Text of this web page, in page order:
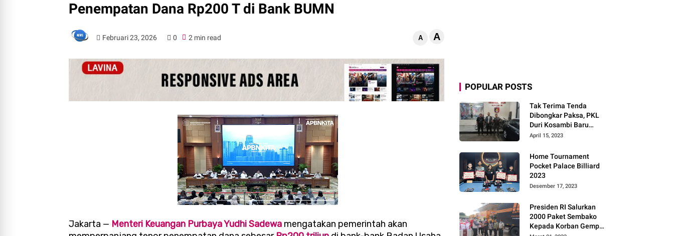
Penempatan Dana Rp200 T di Bank BUMN
Februari 23, 2026 0 2 min read A A
Jakarta — Menteri Keuangan Purbaya Yudhi Sadewa mengatakan pemerintah akan
POPULAR POSTS
Tak Terima Tenda
Dibongkar Paksa, PKL
Duri Kosambi Baru
Gugat PT MD
April 15, 2023
Home Tournament
Pocket Palace Billiard
2023
Desember 17, 2023
Presiden RI Salurkan
2000 Paket Sembako
Kepada Korban Gempa